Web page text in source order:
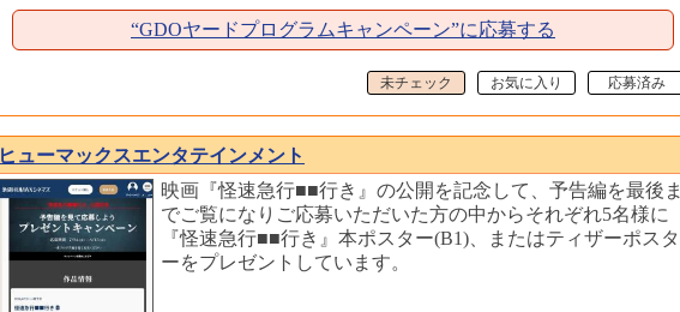
“GDOヤードプログラムキャンペーン”に応募する
未チェック お気に入り 応募済み
ヒューマックスエンタテインメント
映画『怪速急行■■行き』の公開を記念して、予告編を最後ま
でご覧になりご応募いただいた方の中からそれぞれ5名様に
『怪速急行■■行き』本ポスター(B1)、またはティザーポスタ
ーをプレゼントしています。